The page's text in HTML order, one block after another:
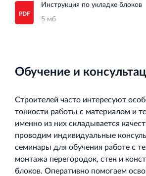
Инструкция по укладке блоков
5 мб
Обучение и
Строителей часто интересуют
тонкости работы с материалом и
именно из них складывается
проводим индивидуальные
семинары для обучения работе с
монтажа перегородок, стен и
блоков. Оперативно помогаем